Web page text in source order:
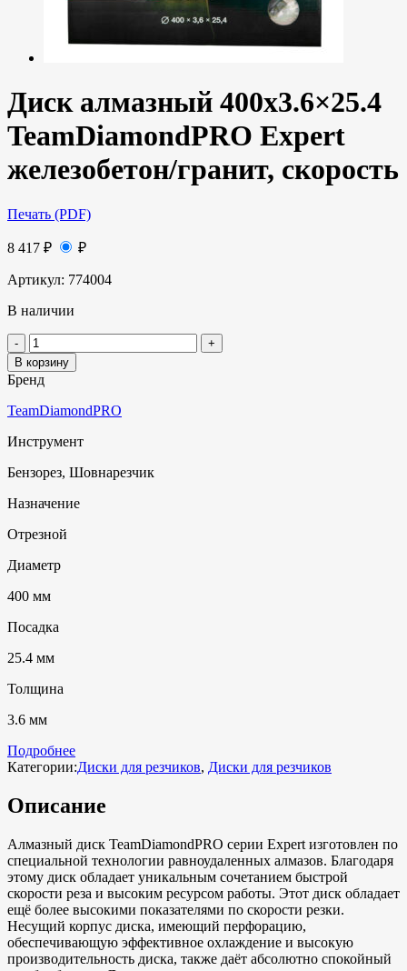
Диск алмазный 400х3.6×25.4
TeamDiamondPRO Expert
железобетон/гранит, скорость
Печать (PDF)
8 417 ₽ ₽
Артикул: 774004
В наличии
В корзину
Бренд
TeamDiamondPRO
Инструмент
Бензорез, Шовнарезчик
Назначение
Отрезной
Диаметр
400 мм
Посадка
25.4 мм
Толщина
3.6 мм
Подробнее
Категории:Диски для резчиков, Диски для резчиков
Описание
Алмазный диск TeamDiamondPRO серии Expert изготовлен по
специальной технологии равноудаленных алмазов. Благодаря
этому диск обладает уникальным сочетанием быстрой
скорости реза и высоким ресурсом работы. Этот диск обладает
ещё более высокими показателями по скорости резки.
Несущий корпус диска, имеющий перфорацию,
обеспечивающую эффективное охлаждение и высокую
производительность диска, также даёт абсолютно спокойный